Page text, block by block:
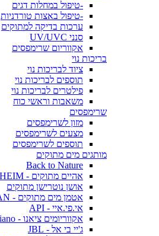
-טיפול במחלות דגים
-טיפול באצות טורדניות
ערכות בדיקה למתוקים
סנני UV/UVC
אקווריום שרימפסים
בריכות נוי
ציוד לבריכות נוי
תוספים לבריכות נוי
פילטרים לבריכות נוי
משאבות וראשי כוח
שרימפסים
מזון לשרימפסים
מצעים לשרימפסים
תוספים לשרימפסים
מותגים מים מתוקים
Back to Nature
אהיים מתוקים - EHEIM
אושן נוטרישן מתוקים
אטמן מים מתוקים - ATMAN
אי.פי.איי - API
אקווריומים ציאנו - Ciano
ג'יי בי אל - JBL